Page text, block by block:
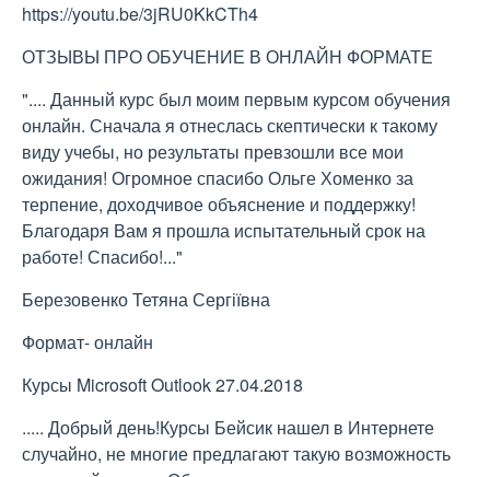
https://youtu.be/3jRU0KkCTh4
ОТЗЫВЫ ПРО ОБУЧЕНИЕ В ОНЛАЙН ФОРМАТЕ
".... Данный курс был моим первым курсом обучения
онлайн. Сначала я отнеслась скептически к такому
виду учебы, но результаты превзошли все мои
ожидания! Огромное спасибо Ольге Хоменко за
терпение, доходчивое объяснение и поддержку!
Благодаря Вам я прошла испытательный срок на
работе! Спасибо!..."
Березовенко Тетяна Сергіївна
Формат- онлайн
Курсы Microsoft Outlook 27.04.2018
..... Добрый день!Курсы Бейсик нашел в Интернете
случайно, не многие предлагают такую возможность